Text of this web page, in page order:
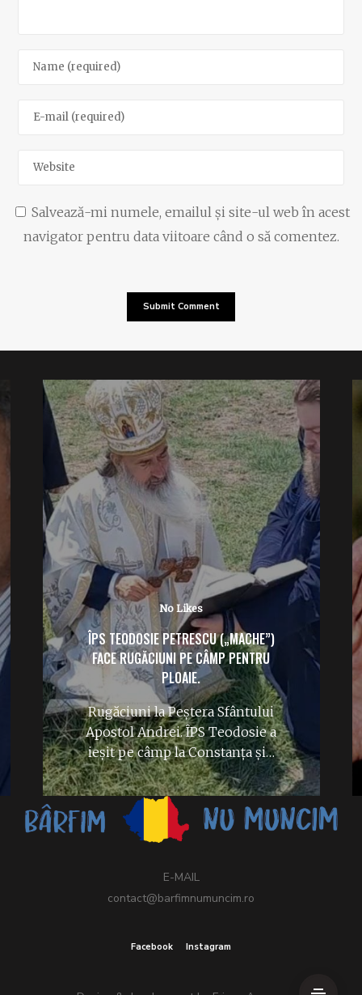
Salvează-mi numele, emailul și site-ul web în acest
navigator pentru data viitoare când o să comentez.
No Likes
ÎPS TEODOSIE PETRESCU („MACHE”)
FACE RUGĂCIUNI PE CÂMP PENTRU
PLOAIE.
Rugăciuni la Peștera Sfântului
Apostol Andrei. ÎPS Teodosie a
ieșit pe câmp la Constanța și…
E-MAIL
contact@barfimnumuncim.ro
Facebook Instagram